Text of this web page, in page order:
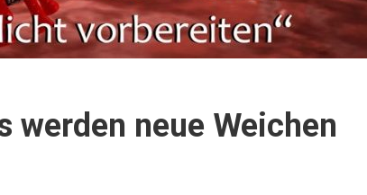
werden neue Weichen